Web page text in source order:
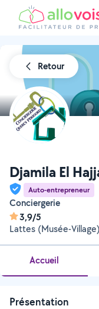
Retour
Djamila El
Auto-entrepreneur
Conciergerie
3,9/5
Lattes (Musée-Village)
Accueil
Présentation